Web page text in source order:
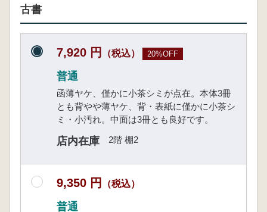
古書
7,920 円 （税込） 20%OFF
普通
函薄ヤケ、僅かに小茶シミが点在。本体3冊
とも背やや薄ヤケ、背・表紙に僅かに小茶シ
ミ・小汚れ。中面は3冊とも良好です。
店内在庫 2階 棚2
9,350 円 （税込）
普通